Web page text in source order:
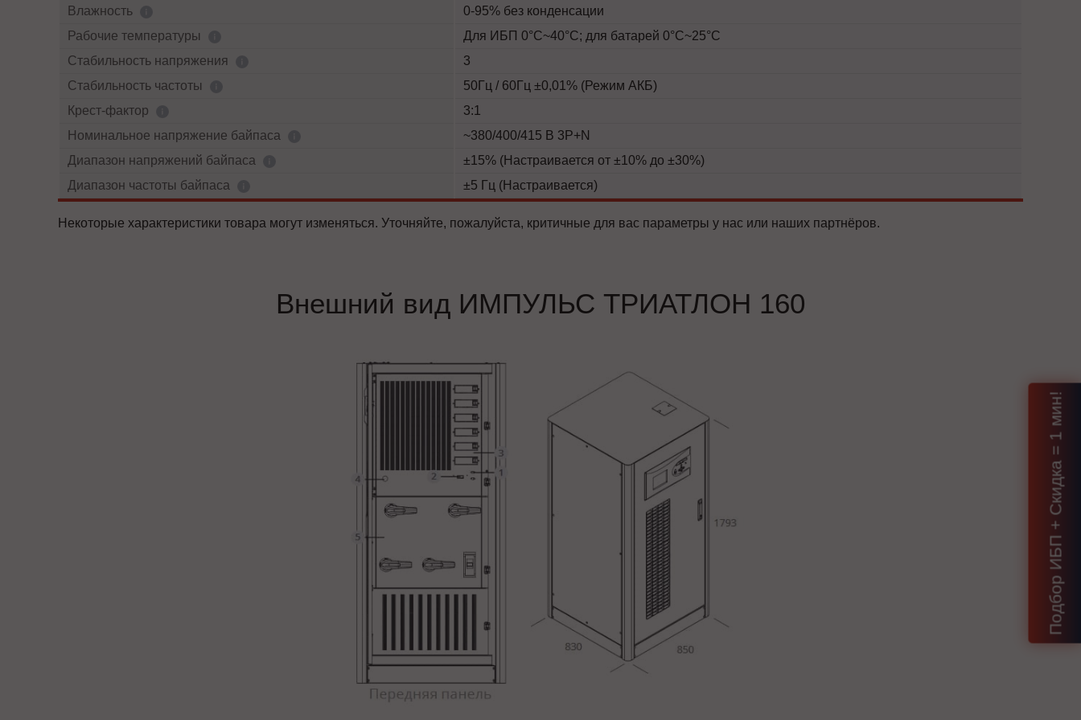
Влажность
0-95% без конденсации
Рабочие температуры
Для ИБП 0°C~40°C; для батарей 0°C~25°C
Cтабильность напряжения
3
Стабильность частоты
50Гц / 60Гц ±0,01% (Режим АКБ)
Крест-фактор
3:1
Номинальное напряжение байпаса
~380/400/415 В 3P+N
Диапазон напряжений байпаса
±15% (Настраивается от ±10% до ±30%)
Диапазон частоты байпаса
±5 Гц (Настраивается)
Некоторые характеристики товара могут изменяться. Уточняйте, пожалуйста, критичные для вас параметры у нас или наших партнёров.
Внешний вид ИМПУЛЬС ТРИАТЛОН 160
Подбор ИБП + Скидка = 1 мин!